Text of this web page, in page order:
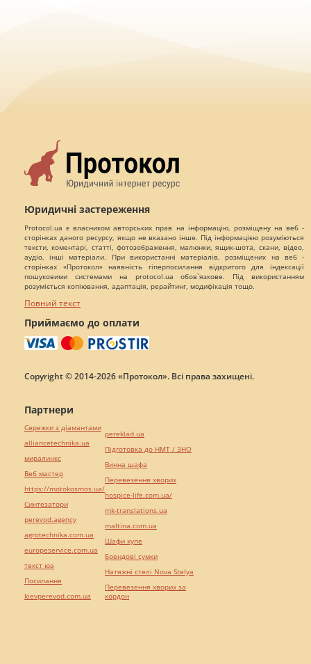
Юридичні застереження
Protocol.ua є власником авторських прав на інформацію, розміщену на веб -
сторінках даного ресурсу, якщо не вказано інше. Під інформацією розуміються
тексти, коментарі, статті, фотозображення, малюнки, ящик-шота, скани, відео,
аудіо, інші матеріали. При використанні матеріалів, розміщених на веб -
сторінках «Протокол» наявність гіперпосилання відкритого для індексації
пошуковими системами на protocol.ua обов`язкове. Під використанням
розуміється копіювання, адаптація, рерайтинг, модифікація тощо.
Повний текст
Приймаємо до оплати
Copyright © 2014-2026 «Протокол». Всі права захищені.
Партнери
Сережки з діамантами
alliancetechnika.ua
миралинкс
Веб мастер
https://motokosmos.ua/
Синтезатори
perevod.agency
agrotechnika.com.ua
europeservice.com.ua
текст юа
Посилання
kievperevod.com.ua
pereklad.ua
Підготовка до НМТ / ЗНО
Винна шафа
Перевезення хворих
hospice-life.com.ua/
mk-translations.ua
maltina.com.ua
Шафи купе
Брендові сумки
Натяжні стелі Nova Stelya
Перевезення хворих за
кордон